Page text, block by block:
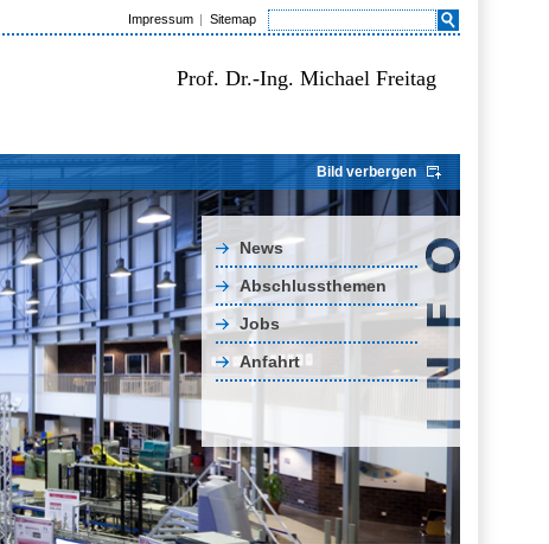
Impressum Sitemap
Prof. Dr.-Ing. Michael Freitag
Bild verbergen
News
Abschlussthemen
Jobs
Anfahrt